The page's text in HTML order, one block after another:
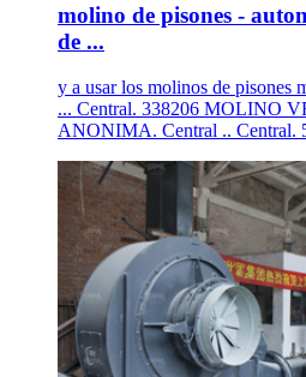
molino de pisones -
de ...
y a usar los molinos de pisones
... Central. 338206 MOLINO
ANONIMA. Central .. Central.